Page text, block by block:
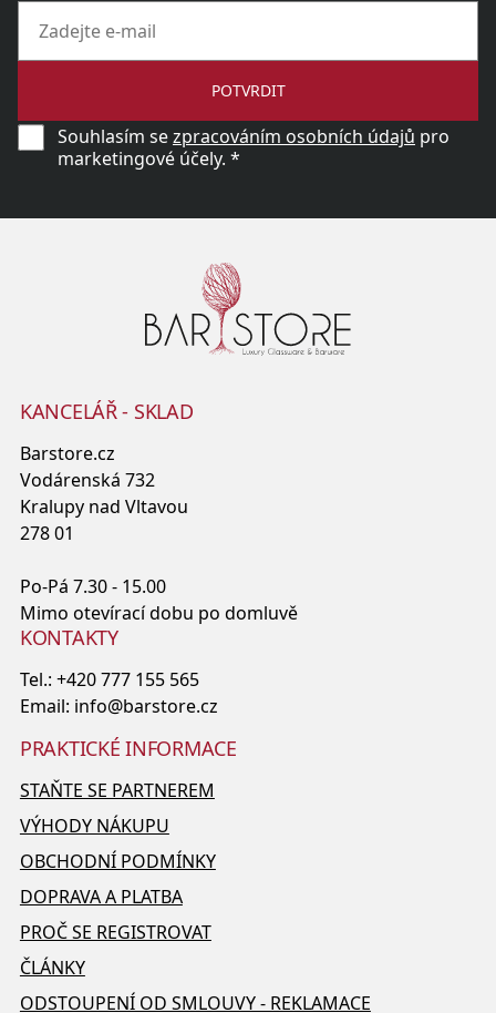
POTVRDIT
Souhlasím sezpracováním osobních údajů pro
marketingové účely. *
KANCELÁŘ - SKLAD
Barstore.cz
Vodárenská 732
Kralupy nad Vltavou
278 01
Po-Pá 7.30 - 15.00
Mimo otevírací dobu po domluvě
KONTAKTY
Tel.: +420 777 155 565
Email: info@barstore.cz
PRAKTICKÉ INFORMACE
STAŇTE SE PARTNEREM
VÝHODY NÁKUPU
OBCHODNÍ PODMÍNKY
DOPRAVA A PLATBA
PROČ SE REGISTROVAT
ČLÁNKY
ODSTOUPENÍ OD SMLOUVY - REKLAMACE